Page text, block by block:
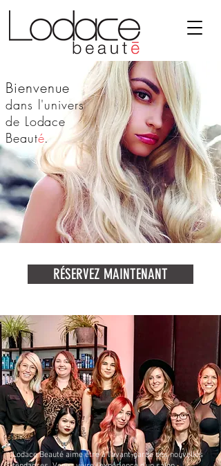
Bienvenue
dans l'univers
de Lodace
Beauté.
RÉSERVEZ MAINTENANT
Lodace Beauté aime être à l’avant-garde des nouvelles